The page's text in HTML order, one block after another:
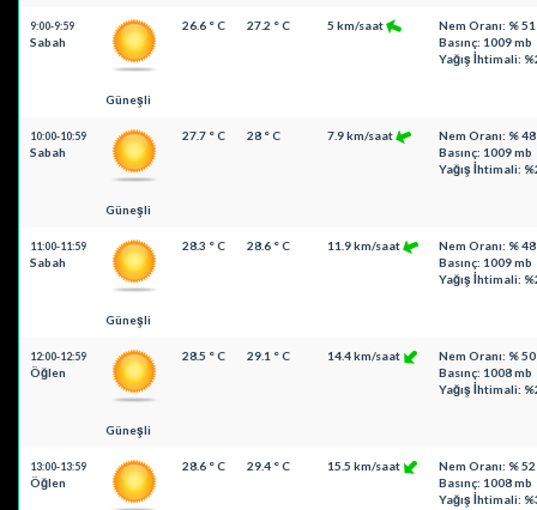
9:00-9:59
Sabah
Güneşli
26.6 ° C 27.2 ° C 5 km/saat
Nem Oranı: % 51
Basınç: 1009 mb
Yağış İhtimali:
10:00-10:59
Sabah
Güneşli
27.7 ° C 28 ° C 7.9 km/saat
Nem Oranı: % 48
Basınç: 1009 mb
Yağış İhtimali:
11:00-11:59
Sabah
Güneşli
28.3 ° C 28.6 ° C 11.9 km/saat
Nem Oranı: % 48
Basınç: 1009 mb
Yağış İhtimali:
12:00-12:59
Öğlen
Güneşli
28.5 ° C 29.1 ° C 14.4 km/saat
Nem Oranı: % 50
Basınç: 1008 mb
Yağış İhtimali:
13:00-13:59
Öğlen
28.6 ° C 29.4 ° C 15.5 km/saat
Nem Oranı: % 52
Basınç: 1008 mb
Yağış İhtimali: